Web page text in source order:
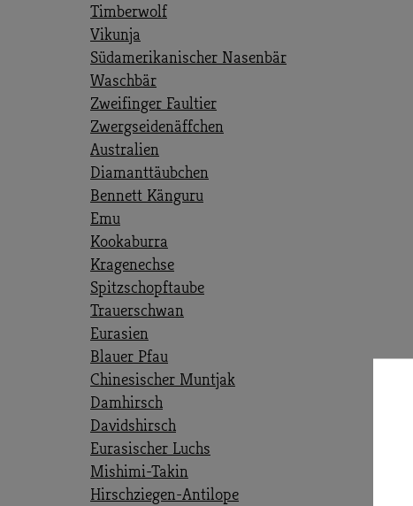
Timberwolf
Vikunja
Südamerikanischer Nasenbär
Waschbär
Zweifinger Faultier
Zwergseidenäffchen
Australien
Diamanttäubchen
Bennett Känguru
Emu
Kookaburra
Kragenechse
Spitzschopftaube
Trauerschwan
Eurasien
Blauer Pfau
Chinesischer Muntjak
Damhirsch
Davidshirsch
Eurasischer Luchs
Mishimi-Takin
Hirschziegen-Antilope